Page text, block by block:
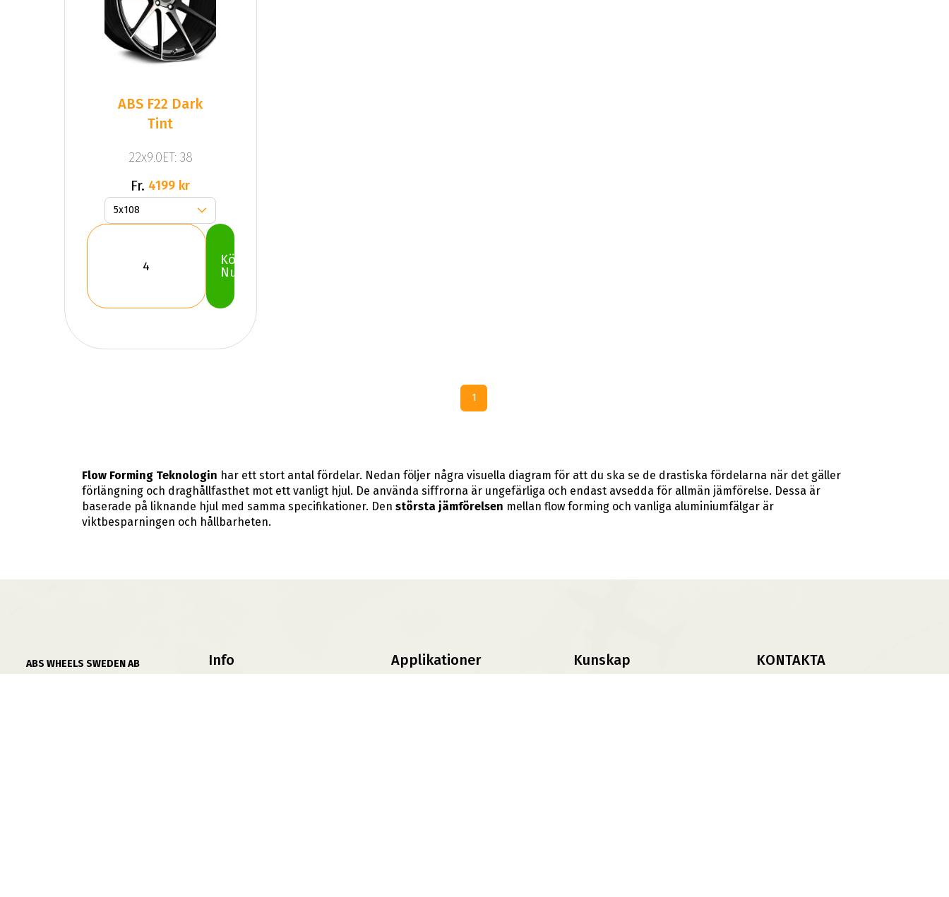
ABS F22 Dark
Tint
22x9.0ET: 38
Fr. 4199 kr
Köp
Nu
1
Flow Forming Teknologin har ett stort antal fördelar. Nedan följer några visuella diagram för att du ska se de drastiska fördelarna när det gäller
förlängning och draghållfasthet mot ett vanligt hjul. De använda siffrorna är ungefärliga och endast avsedda för allmän jämförelse. Dessa är
baserade på liknande hjul med samma specifikationer. Den största jämförelsen mellan flow forming och vanliga aluminiumfälgar är
viktbesparningen och hållbarheten.
ABS WHEELS SWEDEN AB
Info Applikationer Kunskap KONTAKTA